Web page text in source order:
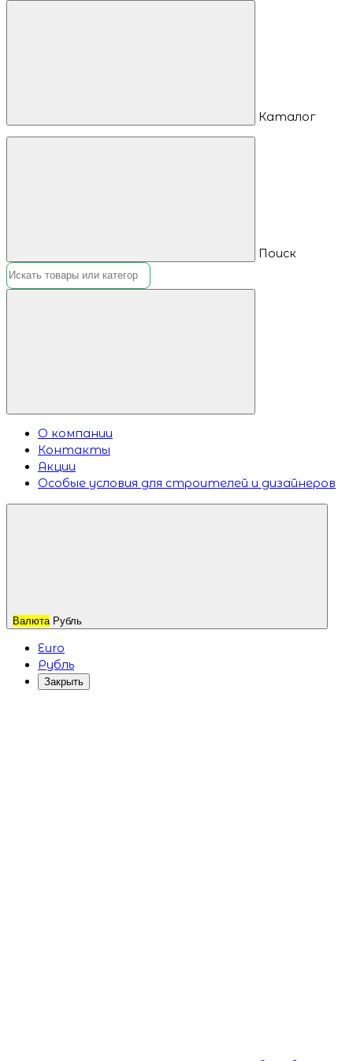
Каталог
Поиск
О компании
Контакты
Акции
Особые условия для строителей и дизайнеров
Валюта Рубль
Euro
Рубль
Закрыть